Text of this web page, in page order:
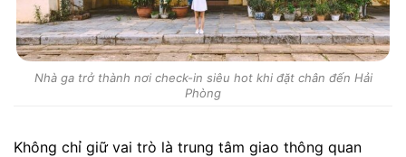
Nhà ga trở thành nơi check-in siêu hot khi đặt chân đến Hải
Phòng
Không chỉ giữ vai trò là trung tâm giao thông quan